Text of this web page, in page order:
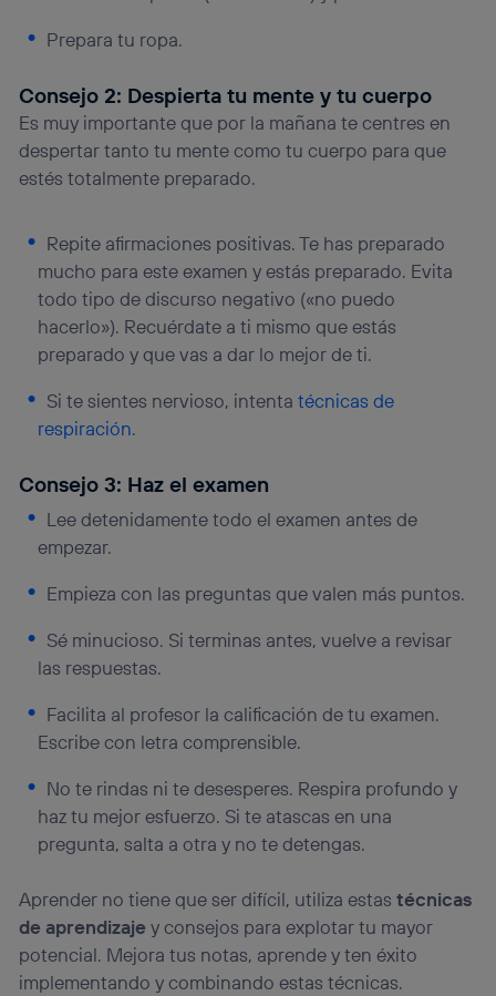
Prepara tu ropa.
Consejo 2: Despierta tu mente y tu cuerpo
Es muy importante que por la mañana te centres en
despertar tanto tu mente como tu cuerpo para que
estés totalmente preparado.
Repite afirmaciones positivas. Te has preparado
mucho para este examen y estás preparado. Evita
todo tipo de discurso negativo («no puedo
hacerlo»). Recuérdate a ti mismo que estás
preparado y que vas a dar lo mejor de ti.
Si te sientes nervioso, intentatécnicas de
respiración.
Consejo 3: Haz el examen
Lee detenidamente todo el examen antes de
empezar.
Empieza con las preguntas que valen más puntos.
Sé minucioso. Si terminas antes, vuelve a revisar
las respuestas.
Facilita al profesor la calificación de tu examen.
Escribe con letra comprensible.
No te rindas ni te desesperes. Respira profundo y
haz tu mejor esfuerzo. Si te atascas en una
pregunta, salta a otra y no te detengas.
Aprender no tiene que ser difícil, utiliza estas técnicas
de aprendizaje y consejos para explotar tu mayor
potencial. Mejora tus notas, aprende y ten éxito
implementando y combinando estas técnicas.